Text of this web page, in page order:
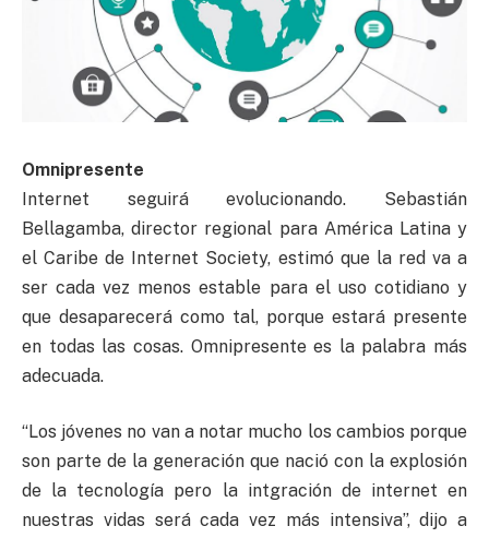
Omnipresente
Internet seguirá evolucionando. Sebastián
Bellagamba, director regional para América Latina y
el Caribe de Internet Society, estimó que la red va a
ser cada vez menos estable para el uso cotidiano y
que desaparecerá como tal, porque estará presente
en todas las cosas. Omnipresente es la palabra más
adecuada.
“Los jóvenes no van a notar mucho los cambios porque
son parte de la generación que nació con la explosión
de la tecnología pero la intgración de internet en
nuestras vidas será cada vez más intensiva”, dijo a